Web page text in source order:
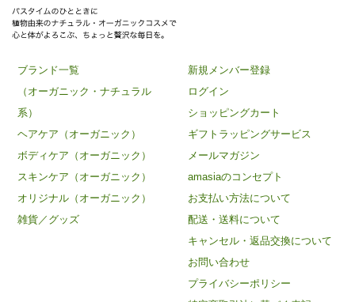
ブランド一覧
（オーガニック・ナチュラル
系）
ヘアケア（オーガニック）
ボディケア（オーガニック）
スキンケア（オーガニック）
オリジナル（オーガニック）
雑貨／グッズ
新規メンバー登録
ログイン
ショッピングカート
ギフトラッピングサービス
メールマガジン
amasiaのコンセプト
お支払い方法について
配送・送料について
キャンセル・返品交換について
お問い合わせ
プライバシーポリシー